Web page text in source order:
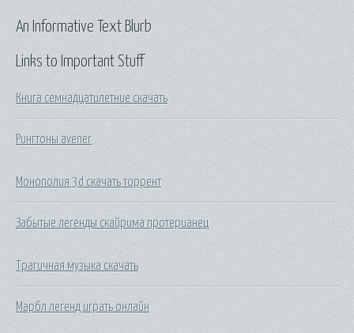
Links to Important Stuff
Книга семнадцатилетние скачать
Рингтоны avener
Монополия 3d скачать торрент
Забытые легенды скайрима протерианец
Трагичная музыка скачать
Марбл легенд играть онлайн
An Informative Text Blurb